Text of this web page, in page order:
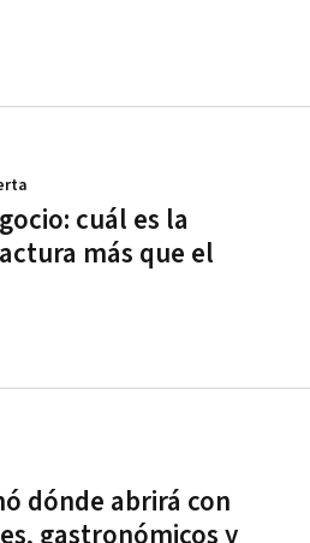
cuál es la
más que el
dónde abrirá con